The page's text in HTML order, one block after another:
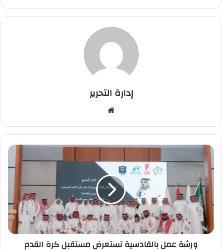
إدارة التحرير
الوي
ب
و
ش
ب
ا
ورشة عمل بالقادسية تستعرض مستقبل كرة القدم